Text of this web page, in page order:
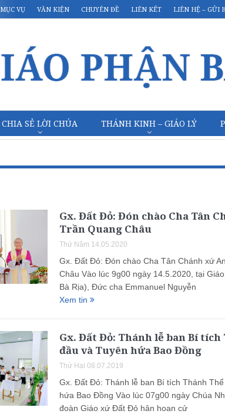
MỤC VỤ VĂN KIỆN CHUYÊN ĐỀ LIÊN KẾT LIÊN HỆ – GỬI
CHIA SẺ LỜI CHÚA THÁNH KINH – GIÁO LÝ
Gx. Đất Đỏ: Đón chào Cha Tân
Trần Quang Châu
Thứ Năm 14.05.2020
Gx. Đất Đỏ: Đón chào Cha Tân Chánh xứ
Châu Vào lúc 9g00 ngày 14.5.2020, tại
Bà Rịa), Đức cha Emmanuel Nguyễn
Xem tin
Gx. Đất Đỏ: Thánh lễ ban Bí
đầu và Tuyên hứa Bao Đồng
Thứ Hai 08.07.2019
Gx. Đất Đỏ: Thánh lễ ban Bí tích Thánh Thể
hứa Bao Đồng Vào lúc 07g00 ngày Chúa
đoàn Giáo xứ Đất Đỏ hân hoan cử